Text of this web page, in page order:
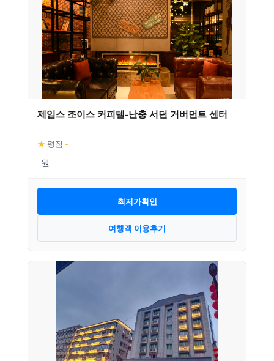
제임스 조이스 커피텔-난충 서던 거버먼트 센터
★ 평점 –
최저가확인
여행객 이용후기